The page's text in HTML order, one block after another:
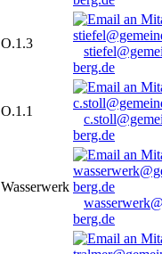
O.1.3
berg.de
O.1.1
berg.de
Wasserwerk
berg.de